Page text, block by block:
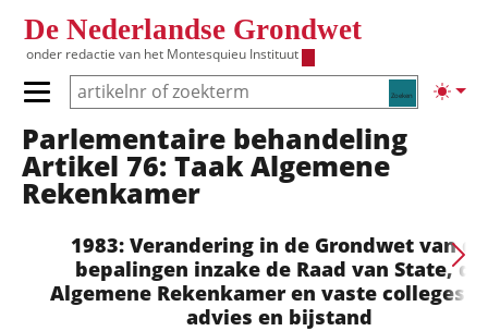
De Nederlandse Grondwet
onder redactie van het Montesquieu Instituut
Zoeken
Primair menu tonen/verbergen
Hoofdnavigatie
Parlementaire behandeling
Artikel 76: Taak Algemene
Rekenkamer
1983: Verandering in de Grondwet van de
bepalingen inzake de Raad van State, de
Algemene Rekenkamer en vaste colleges
advies en bijstand